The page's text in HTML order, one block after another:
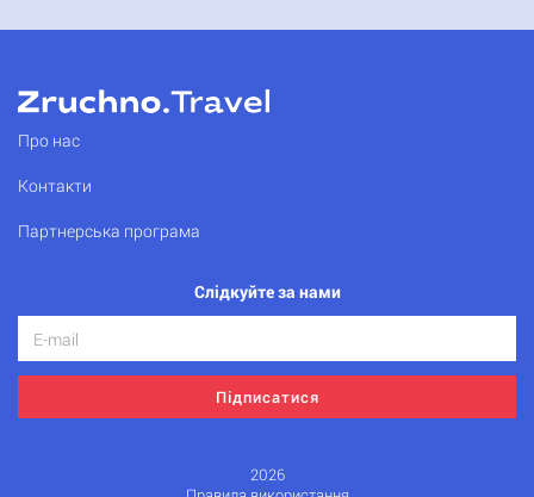
Про нас
Контакти
Партнерська програма
Слідкуйте за нами
Підписатися
2026